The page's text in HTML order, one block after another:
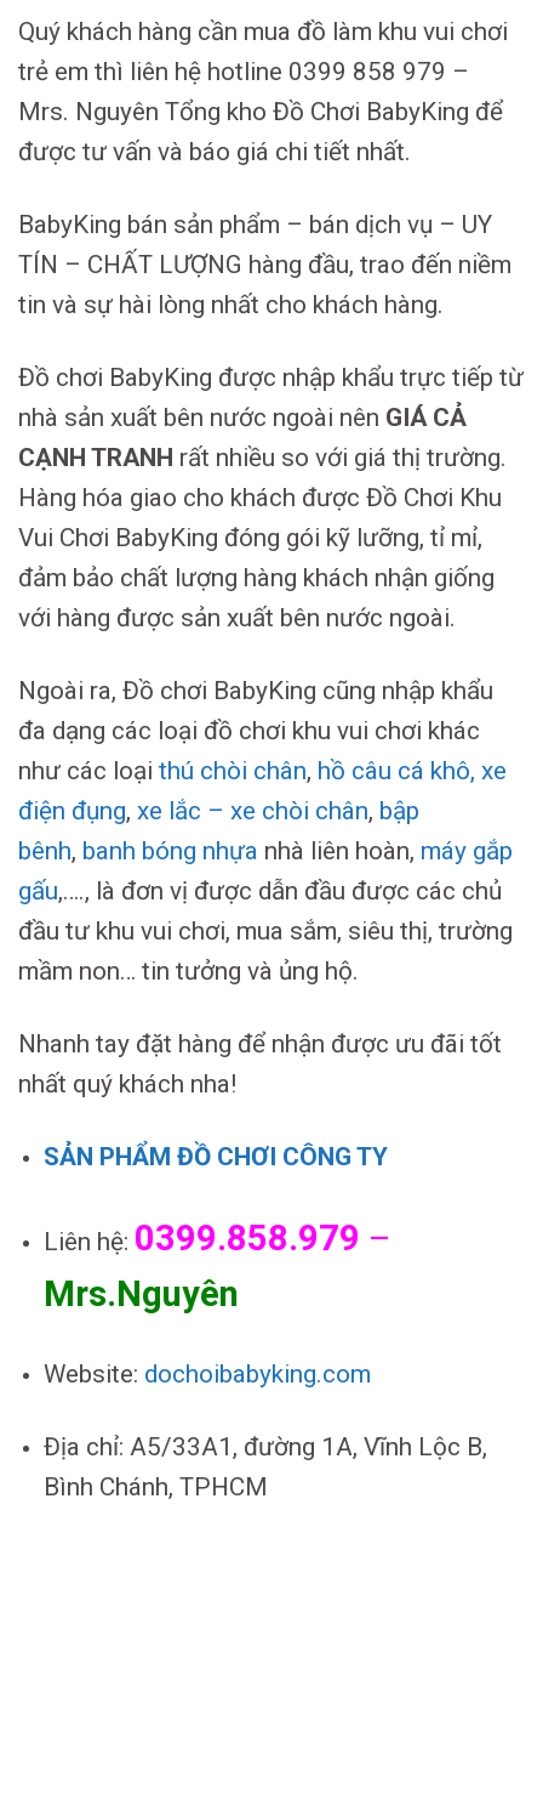
Quý khách hàng cần mua đồ làm khu vui chơi
trẻ em thì liên hệ hotline 0399 858 979 –
Mrs. Nguyên Tổng kho Đồ Chơi BabyKing để
được tư vấn và báo giá chi tiết nhất.
BabyKing bán sản phẩm – bán dịch vụ – UY
TÍN – CHẤT LƯỢNG hàng đầu, trao đến niềm
tin và sự hài lòng nhất cho khách hàng.
Đồ chơi BabyKing được nhập khẩu trực tiếp từ
nhà sản xuất bên nước ngoài nên GIÁ CẢ
CẠNH TRANH rất nhiều so với giá thị trường.
Hàng hóa giao cho khách được Đồ Chơi Khu
Vui Chơi BabyKing đóng gói kỹ lưỡng, tỉ mỉ,
đảm bảo chất lượng hàng khách nhận giống
với hàng được sản xuất bên nước ngoài.
Ngoài ra, Đồ chơi BabyKing cũng nhập khẩu
đa dạng các loại đồ chơi khu vui chơi khác
như các loại thú chòi chân, hồ câu cá khô, xe
điện đụng, xe lắc – xe chòi chân, bập
bênh, banh bóng nhựa nhà liên hoàn, máy gắp
gấu,…., là đơn vị được dẫn đầu được các chủ
đầu tư khu vui chơi, mua sắm, siêu thị, trường
mầm non… tin tưởng và ủng hộ.
Nhanh tay đặt hàng để nhận được ưu đãi tốt
nhất quý khách nha!
SẢN PHẨM ĐỒ CHƠI CÔNG TY
Liên hệ: 0399.858.979 –
Mrs.Nguyên
Website: dochoibabyking.com
Địa chỉ: A5/33A1, đường 1A, Vĩnh Lộc B,
Bình Chánh, TPHCM